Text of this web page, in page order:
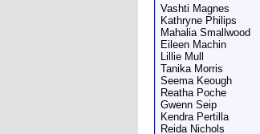
Vashti Magnes
Kathryne Philips
Mahalia Smallwood
Eileen Machin
Lillie Mull
Tanika Morris
Seema Keough
Reatha Poche
Gwenn Seip
Kendra Pertilla
Reida Nichols